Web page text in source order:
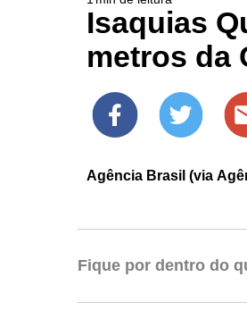
Isaquias
metros da
Agência Brasil (via
Fique por dentro do